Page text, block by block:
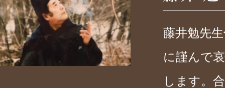
藤井勉先
に謹んで
します。